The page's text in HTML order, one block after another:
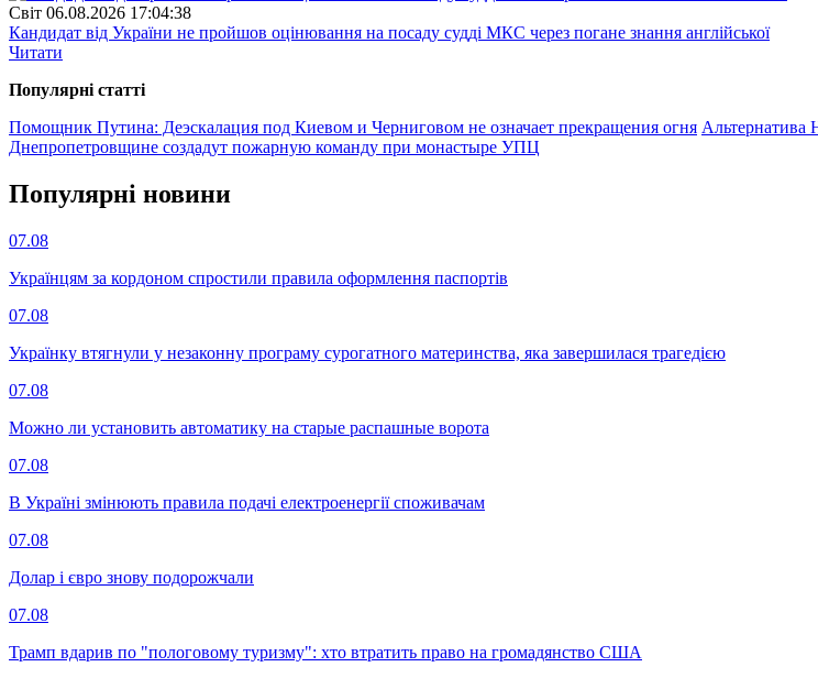
Свiт 06.08.2026 17:04:38
Кандидат від України не пройшов оцінювання на посаду судді МКС через погане знання англійської
Читати
Популярнi статтi
Помощник Путина: Деэскалация под Киевом и Черниговом не означает прекращения огня Альтернатива
Днепропетровщине создадут пожарную команду при монастыре УПЦ
Популярнi новини
07.08
Українцям за кордоном спростили правила оформлення паспортів
07.08
Українку втягнули у незаконну програму сурогатного материнства, яка завершилася трагедією
07.08
Можно ли установить автоматику на старые распашные ворота
07.08
В Україні змінюють правила подачі електроенергії споживачам
07.08
Долар і євро знову подорожчали
07.08
Трамп вдарив по "пологовому туризму": хто втратить право на громадянство США